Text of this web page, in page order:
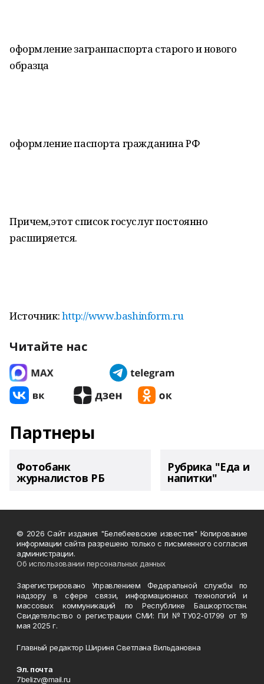
оформление загранпаспорта старого и нового
образца
оформление паспорта гражданина РФ
Причем,этот список госуслуг постоянно
расширяется.
Источник:http://www.bashinform.ru
Читайте нас
Партнеры
Фотобанк
журналистов РБ
Рубрика "Еда и
напитки"
© 2026 Сайт издания "Белебеевские известия" Копирование
информации сайта разрешено только с письменного согласия
администрации.
Об использовании персональных данных
Зарегистрировано Управлением Федеральной службы по
надзору в сфере связи, информационных технологий и
массовых коммуникаций по Республике Башкортостан.
Свидетельство о регистрации СМИ: ПИ №ТУ02-01799 от 19
мая 2025 г.
Главный редактор Шириня Светлана Вильдановна
Эл. почта
7belizv@mail.ru